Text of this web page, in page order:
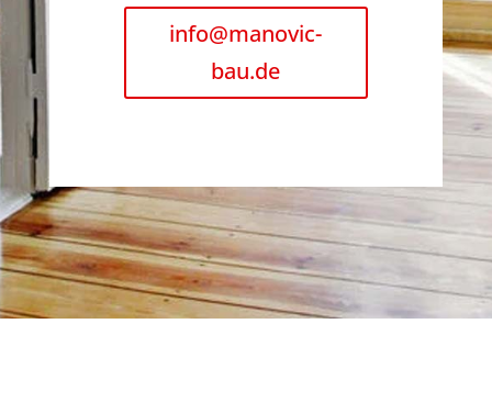
info@manovic-
bau.de